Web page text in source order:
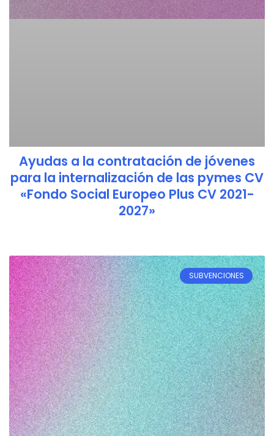
Ayudas a la contratación de jóvenes
para la internalización de las pymes CV
«Fondo Social Europeo Plus CV 2021-
2027»
SUBVENCIONES